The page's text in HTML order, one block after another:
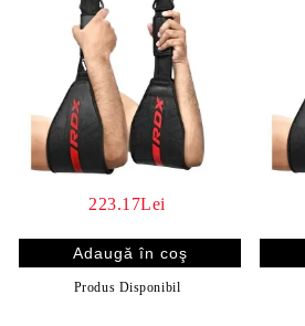
223.17Lei
Produs Disponibil